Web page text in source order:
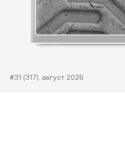
#31 (317), август 2026